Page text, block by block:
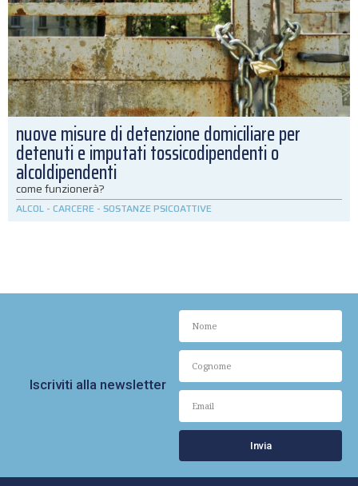
nuove misure di detenzione domiciliare per
detenuti e imputati tossicodipendenti o
alcoldipendenti
come funzionerà?
ALCOL - CARCERE - SOSTANZE PSICOATTIVE
Iscriviti alla newsletter
Invia